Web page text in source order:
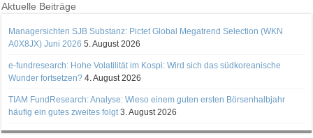
Aktuelle Beiträge
Managersichten SJB Substanz: Pictet Global Megatrend Selection (WKN
A0X8JX) Juni 2026 5. August 2026
e-fundresearch: Hohe Volatilität im Kospi: Wird sich das südkoreanische
Wunder fortsetzen? 4. August 2026
TIAM FundResearch: Analyse: Wieso einem guten ersten Börsenhalbjahr
häufig ein gutes zweites folgt 3. August 2026